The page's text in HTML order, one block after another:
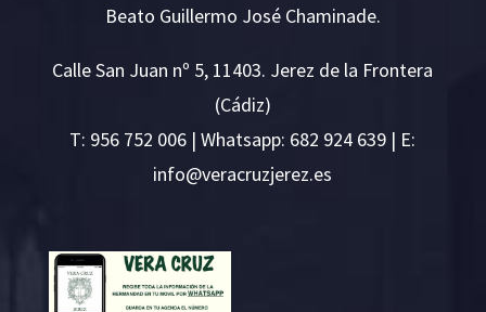
Beato Guillermo José Chaminade.
Calle San Juan nº 5, 11403. Jerez de la Frontera
(Cádiz)
T: 956 752 006 | Whatsapp: 682 924 639 | E:
se.ze
rejzu
rcare
v@ofn
i